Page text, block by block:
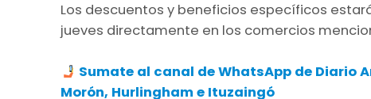
Los descuentos y beneficios específicos
jueves directamente en los comercios
Sumate al canal de WhatsApp de Diario
Morón, Hurlingham e Ituzaingó